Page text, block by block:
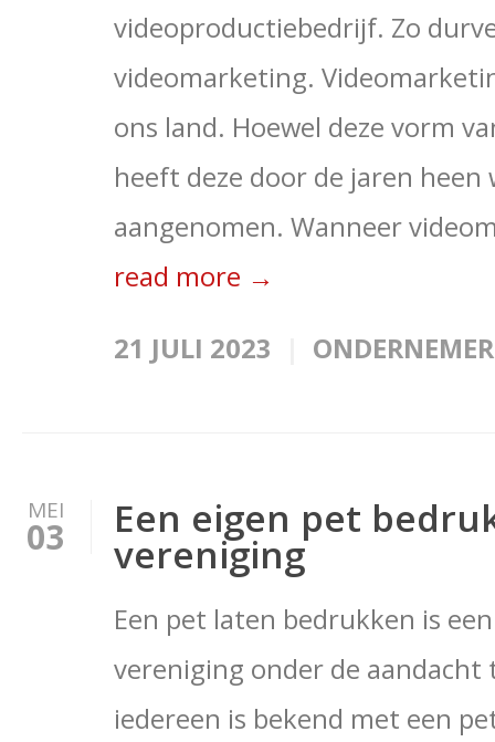
videoproductiebedrijf. Zo
videomarketing.
ons land. Hoewel deze vorm
heeft deze door de jaren
aangenomen. Wanneer
read more →
21 JULI 2023 ONDERNEMER
MEI
03 Een eigen pet
vereniging
Een pet laten bedrukken is
vereniging onder de aandacht
iedereen is bekend met een